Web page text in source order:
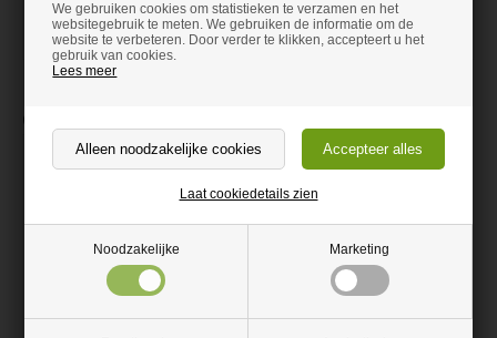
We gebruiken cookies om statistieken te verzamen en het
websitegebruik te meten. We gebruiken de informatie om de
website te verbeteren. Door verder te klikken, accepteert u het
gebruik van cookies.
Lees meer
Noodzakelijke Marketing
Laat cookiedetails zien
Afmetingen hoogte 20cm, breedte 40cm, diepte 10cm.
Gerelateerde waren